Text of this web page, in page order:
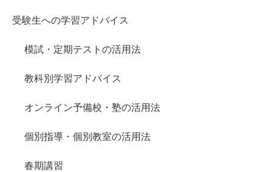
受験生への学習アドバイス
模試・定期テストの活用法
教科別学習アドバイス
オンライン予備校・塾の活用法
個別指導・個別教室の活用法
春期講習